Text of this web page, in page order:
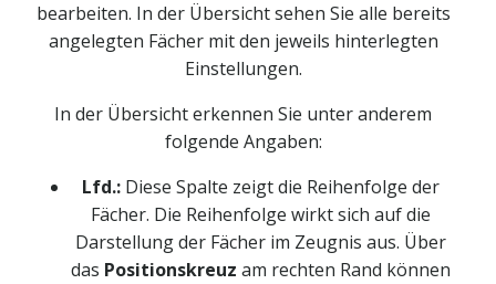
bearbeiten. In der Übersicht sehen Sie alle bereits
angelegten Fächer mit den jeweils hinterlegten
Einstellungen.
In der Übersicht erkennen Sie unter anderem
folgende Angaben:
Lfd.: Diese Spalte zeigt die Reihenfolge der
Fächer. Die Reihenfolge wirkt sich auf die
Darstellung der Fächer im Zeugnis aus. Über
das Positionskreuz am rechten Rand können